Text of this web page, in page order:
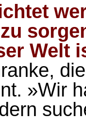
Welt
»Wir